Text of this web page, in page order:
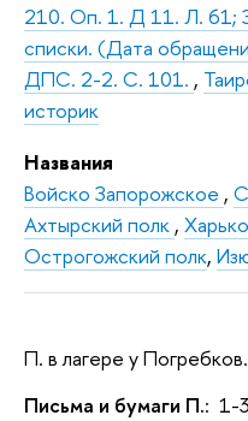
210. Оп. 1. Д 11. Л. 61;
списки. (Дата
ДПС. 2-2. С. 101. ,
историк
Названия
Войско Запорожское ,
Ахтырский полк ,
Острогожский полк,
П. в лагере у Погребков.
Письма и бумаги П.: 1-